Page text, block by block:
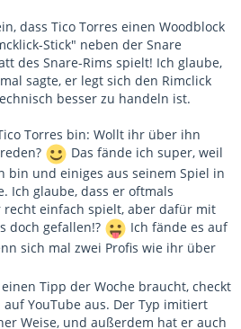
dass Tico Torres einen Woodblock
Stick" neben der Snare
des Snare-Rims spielt! Ich glaube,
sagte, er legt sich den Rimclick
besser zu handeln ist.
Torres bin: Wollt ihr über ihn
Das fände ich super, weil
bin und einiges aus seinem Spiel in
Ich glaube, dass er oftmals
einfach spielt, aber dafür mit
doch gefallen!?
Ich fände es auf
sich mal zwei Profis wie ihr über
Tipp der Woche braucht, checkt
YouTube aus. Der Typ imitiert
Weise, und außerdem hat er auch